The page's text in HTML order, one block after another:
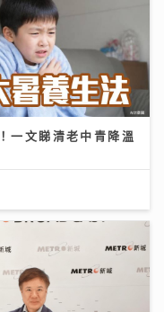
一文睇清老中青降溫